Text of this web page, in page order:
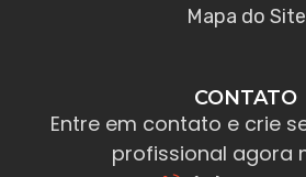
Mapa do Site
CONTATO
Entre em contato e crie
profissional agora